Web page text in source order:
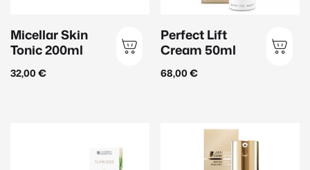
Micellar Skin
Tonic 200ml
32,00 €
Perfect Lift
Cream 50ml
68,00€